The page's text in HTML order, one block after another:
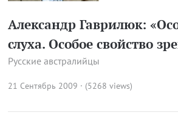
Александр Гаврилюк:
слуха. Особое свойство
Русские австралийцы
21 Сентябрь 2009 · (5268 views)